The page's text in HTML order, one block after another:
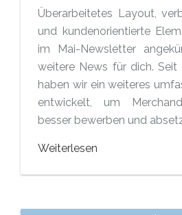
Überarbeitetes Layout,
und kundenorientierte
im Mai-Newsletter
weitere News für dich.
haben wir ein weiteres
entwickelt, um
besser bewerben und
Weiterlesen